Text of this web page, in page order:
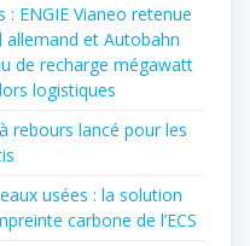
ENGIE Vianeo retenue
et Autobahn
de recharge mégawatt
logistiques
rebours lancé pour les
usées : la solution
carbone de l’ECS